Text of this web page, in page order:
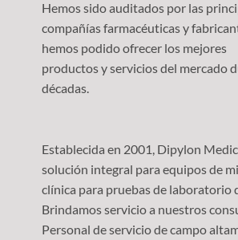
Hemos sido auditados por las
compañías farmacéuticas y
hemos podido ofrecer los mejores
productos y servicios del mercado
décadas.
Establecida en 2001, Dipylon
solución integral para equipos de
clínica para pruebas de laboratorio
Brindamos servicio a nuestros
Personal de servicio de campo